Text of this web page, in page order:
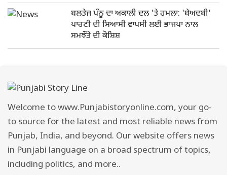
ਬਲਤੇਜ ਪੰਨੂ ਦਾ ਅਕਾਲੀ ਦਲ 'ਤੇ ਹਮਲਾ: 'ਬੇਅਦਬੀ'
ਪਾਰਟੀ ਦੀ ਸਿਆਸੀ ਵਾਪਸੀ ਲਈ ਭਾਜਪਾ ਨਾਲ
ਸਮਝੌਤੇ ਦੀ ਕੋਸ਼ਿਸ਼
Welcome to www.Punjabistoryonline.com, your go-
to source for the latest and most reliable news from
Punjab, India, and beyond. Our website offers news
in Punjabi language on a broad spectrum of topics,
including politics, and more..